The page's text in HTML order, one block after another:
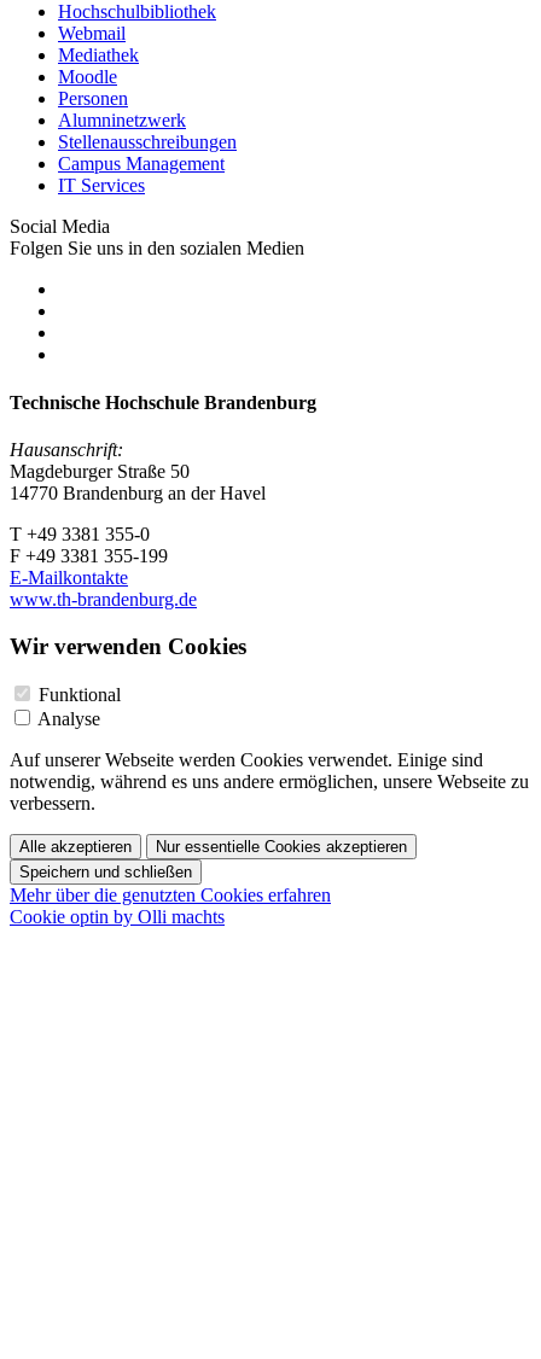
Hochschulbibliothek
Webmail
Mediathek
Moodle
Personen
Alumninetzwerk
Stellenausschreibungen
Campus Management
IT Services
Social Media
Folgen Sie uns in den sozialen Medien
Technische Hochschule Brandenburg
Hausanschrift:
Magdeburger Straße 50
14770 Brandenburg an der Havel
T +49 3381 355-0
F +49 3381 355-199
E-Mailkontakte
www.th-brandenburg.de
Wir verwenden Cookies
Funktional
Analyse
Auf unserer Webseite werden Cookies verwendet. Einige sind
notwendig, während es uns andere ermöglichen, unsere Webseite zu
verbessern.
Alle akzeptieren
Nur essentielle Cookies akzeptieren
Speichern und schließen
Mehr über die genutzten Cookies erfahren
Cookie optin by Olli machts